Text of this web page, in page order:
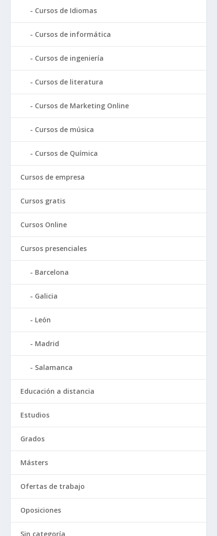
Cursos de Idiomas
Cursos de informática
Cursos de ingeniería
Cursos de literatura
Cursos de Marketing Online
Cursos de música
Cursos de Química
Cursos de empresa
Cursos gratis
Cursos Online
Cursos presenciales
Barcelona
Galicia
León
Madrid
Salamanca
Educación a distancia
Estudios
Grados
Másters
Ofertas de trabajo
Oposiciones
Sin categoría